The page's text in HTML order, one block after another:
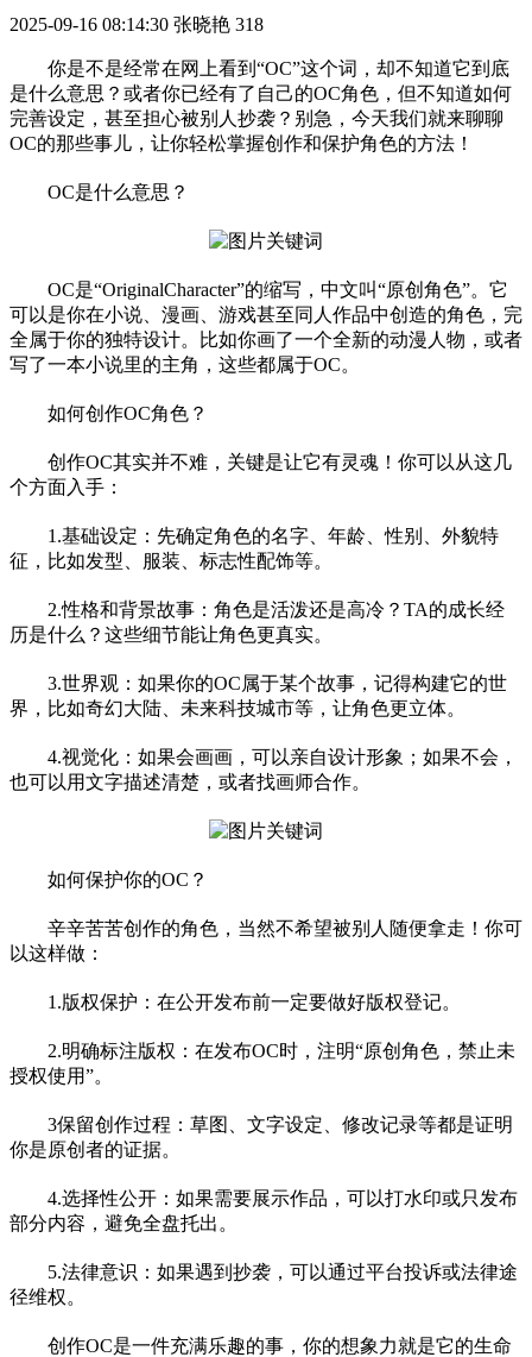
2025-09-16 08:14:30 张晓艳 318
你是不是经常在网上看到“OC”这个词，却不知道它到底
是什么意思？或者你已经有了自己的OC角色，但不知道如何
完善设定，甚至担心被别人抄袭？别急，今天我们就来聊聊
OC的那些事儿，让你轻松掌握创作和保护角色的方法！
OC是什么意思？
OC是“OriginalCharacter”的缩写，中文叫“原创角色”。它
可以是你在小说、漫画、游戏甚至同人作品中创造的角色，完
全属于你的独特设计。比如你画了一个全新的动漫人物，或者
写了一本小说里的主角，这些都属于OC。
如何创作OC角色？
创作OC其实并不难，关键是让它有灵魂！你可以从这几
个方面入手：
1.基础设定：先确定角色的名字、年龄、性别、外貌特
征，比如发型、服装、标志性配饰等。
2.性格和背景故事：角色是活泼还是高冷？TA的成长经
历是什么？这些细节能让角色更真实。
3.世界观：如果你的OC属于某个故事，记得构建它的世
界，比如奇幻大陆、未来科技城市等，让角色更立体。
4.视觉化：如果会画画，可以亲自设计形象；如果不会，
也可以用文字描述清楚，或者找画师合作。
如何保护你的OC？
辛辛苦苦创作的角色，当然不希望被别人随便拿走！你可
以这样做：
1.版权保护：在公开发布前一定要做好版权登记。
2.明确标注版权：在发布OC时，注明“原创角色，禁止未
授权使用”。
3保留创作过程：草图、文字设定、修改记录等都是证明
你是原创者的证据。
4.选择性公开：如果需要展示作品，可以打水印或只发布
部分内容，避免全盘托出。
5.法律意识：如果遇到抄袭，可以通过平台投诉或法律途
径维权。
创作OC是一件充满乐趣的事，你的想象力就是它的生命